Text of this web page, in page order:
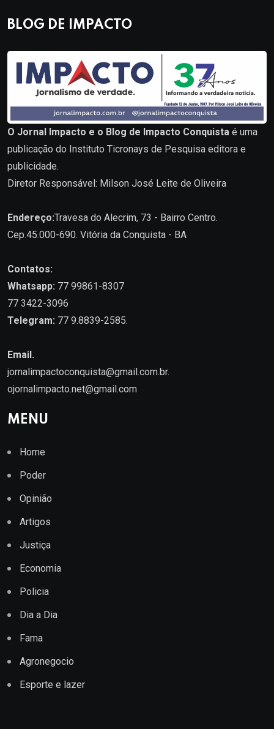
BLOG DE IMPACTO
O Jornal Impacto e o Blog de Impacto Conquista é uma
publicação do Instituto Ticronays de Pesquisa editora e
publicidade.
Diretor Responsável: Milson José Leite de Oliveira
Endereço:Travesa do Alecrim, 73 - Bairro Centro.
Cep.45.000-690. Vitória da Conquista - BA
Contatos:
Whatsapp: 77 99861-8307
77 3422-3096
Telegram: 77 9.8839-2585.
Email.
jornalimpactoconquista@gmail.com.br.
ojornalimpacto.net@gmail.com
MENU
Home
Poder
Opinião
Artigos
Justiça
Economia
Policia
Dia a Dia
Fama
Agronegocio
Esporte e lazer